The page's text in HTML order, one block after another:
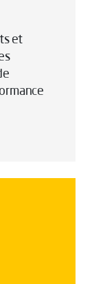
et